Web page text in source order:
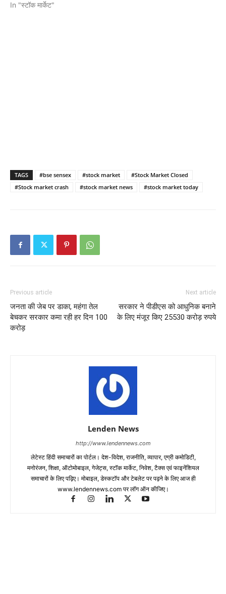
In "स्टॉक मार्केट"
TAGS #bse sensex #stock market
#Stock Market Closed
#Stock market crash
#stock market news #stock market today
Previous article
जनता की जेब पर डाका, महंगा तेल
बेचकर सरकार कमा रही हर दिन 100
करोड़
Next article
सरकार ने पीडीएस को आधुनिक बनाने
के लिए मंजूर किए 25530 करोड़ रुपये
Lenden News
http://www.lendennews.com
लेटेस्ट हिंदी समाचारों का पोर्टल। देश-विदेश, राजनीति, व्यापार, एग्री कमोडिटी,
मनोरंजन, शिक्षा, ऑटोमोबाइल, गेजेट्स, स्टॉक मार्केट, निवेश, टैक्स एवं फाइनेंशियल
समाचारों के लिए पढ़िए। मोबाइल, डेस्कटॉप और टेबलेट पर पढ़ने के लिए आज ही
www.lendennews.com पर लॉग ऑन कीजिए।